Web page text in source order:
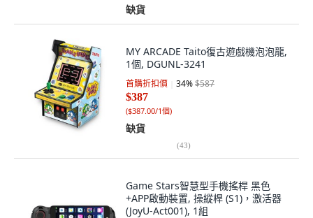
缺貨
MY ARCADE Taito復古遊戲機泡泡龍,
1個, DGUNL-3241
首購折扣價 34%$587
$387
($387.00/1個)
缺貨
(43)
Game Stars智慧型手機搖桿 黑色
+APP啟動裝置, 操縱桿 (S1)，激活器
(JoyU-Act001), 1組